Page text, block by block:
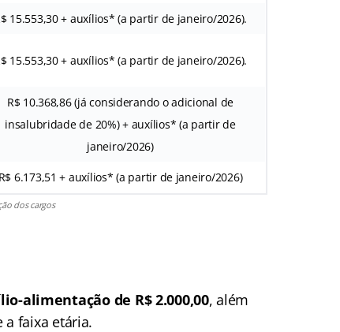
15.553,30 + auxílios* (a partir de janeiro/2026).
15.553,30 + auxílios* (a partir de janeiro/2026).
R$ 10.368,86 (já considerando o adicional de
insalubridade de 20%) + auxílios* (a partir de
janeiro/2026)
R$ 6.173,51 + auxílios* (a partir de janeiro/2026)
dos cargos
alimentação de R$ 2.000,00, além
a faixa etária.